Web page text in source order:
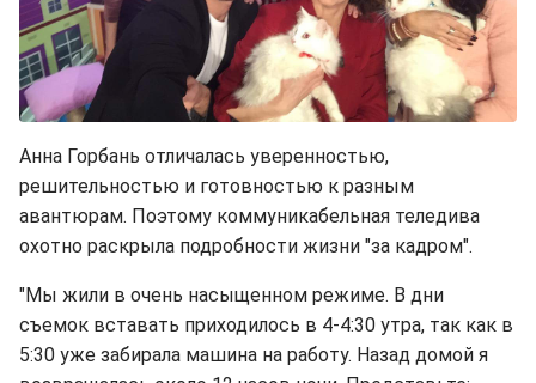
Анна Горбань отличалась уверенностью,
решительностью и готовностью к разным
авантюрам. Поэтому коммуникабельная теледива
охотно раскрыла подробности жизни "за кадром".
"Мы жили в очень насыщенном режиме. В дни
съемок вставать приходилось в 4-4:30 утра, так как в
5:30 уже забирала машина на работу. Назад домой я